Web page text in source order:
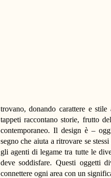
trovano, donando carattere e
tappeti raccontano storie, frutto
contemporaneo. Il design è –
segno che aiuta a ritrovare se
gli agenti di legame tra tutte le
deve soddisfare. Questi oggetti
connettere ogni area con un